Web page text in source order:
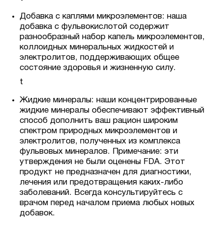
Добавка с каплями микроэлементов: наша
добавка с фульвокислотой содержит
разнообразный набор капель микроэлементов,
коллоидных минеральных жидкостей и
электролитов, поддерживающих общее
состояние здоровья и жизненную силу.
t
Жидкие минералы: наши концентрированные
жидкие минералы обеспечивают эффективный
способ дополнить ваш рацион широким
спектром природных микроэлементов и
электролитов, полученных из комплекса
фульвовых минералов. Примечание: эти
утверждения не были оценены FDA. Этот
продукт не предназначен для диагностики,
лечения или предотвращения каких-либо
заболеваний. Всегда консультируйтесь с
врачом перед началом приема любых новых
добавок.